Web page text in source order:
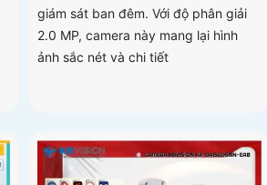
giám sát ban đêm. Với độ phân giải
2.0 MP, camera này mang lại hình
ảnh sắc nét và chi tiết